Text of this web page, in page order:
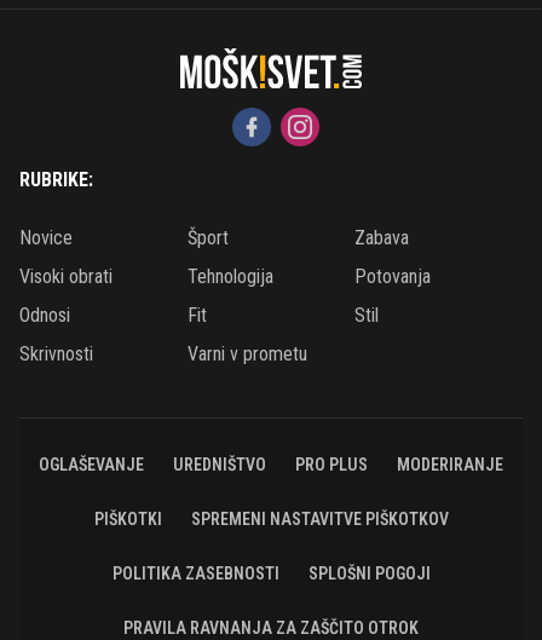
RUBRIKE:
Novice Šport
Zabava
Visoki obrati
Tehnologija
Potovanja
Odnosi
Fit
Stil
Skrivnosti
Varni v prometu
OGLAŠEVANJE UREDNIŠTVO PRO PLUS MODERIRANJE
PIŠKOTKI SPREMENI NASTAVITVE PIŠKOTKOV
POLITIKA ZASEBNOSTI SPLOŠNI POGOJI
PRAVILA RAVNANJA ZA ZAŠČITO OTROK